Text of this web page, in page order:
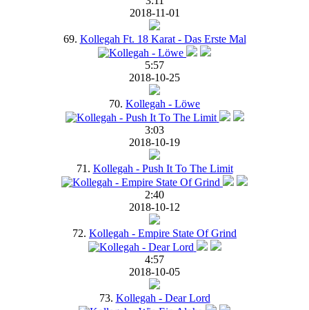
2018-11-01
69. Kollegah Ft. 18 Karat - Das Erste Mal
5:57
2018-10-25
70. Kollegah - Löwe
3:03
2018-10-19
71. Kollegah - Push It To The Limit
2:40
2018-10-12
72. Kollegah - Empire State Of Grind
4:57
2018-10-05
73. Kollegah - Dear Lord